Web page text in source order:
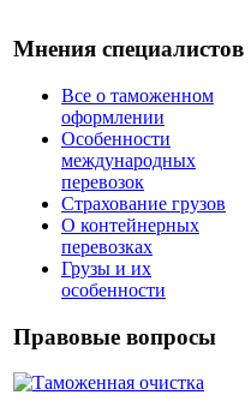
Мнения специалистов
Все о таможенном
оформлении
Особенности
международных
перевозок
Страхование грузов
О контейнерных
перевозках
Грузы и их
особенности
Правовые вопросы